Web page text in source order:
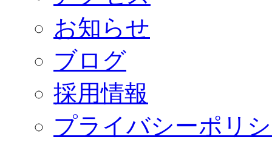
お知らせ
ブログ
採用情報
プライバシーポリ